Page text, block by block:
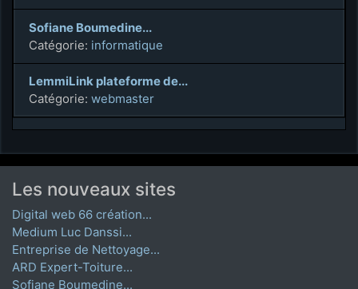
Sofiane Boumedine...
Catégorie: informatique
LemmiLink plateforme de...
Catégorie: webmaster
Les nouveaux sites
Digital web 66 création...
Medium Luc Danssi...
Entreprise de Nettoyage...
ARD Expert-Toiture...
Sofiane Boumedine...